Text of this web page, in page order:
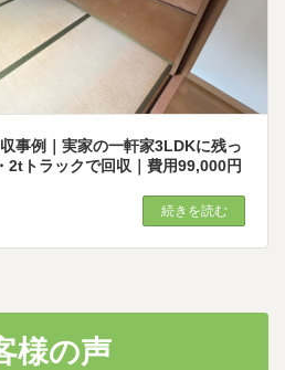
事例｜実家の一軒家3LDKに残っ
2tトラックで回収｜費用99,000円
続きを読む
様の声